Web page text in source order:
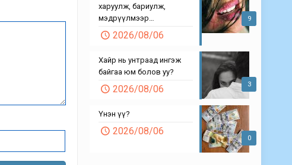
9
харуулж, бариулж,
мэдрүүлмээр…
2026/08/06
3
Хайр нь унтраад ингэж
байгаа юм болов уу?
2026/08/06
0
Үнэн үү?
2026/08/06